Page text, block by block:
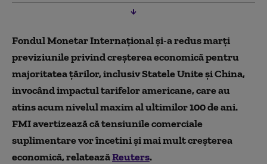
Fondul Monetar Internaţional şi-a redus marţi
previziunile privind creşterea economică pentru
majoritatea ţărilor, inclusiv Statele Unite și China,
invocând impactul tarifelor americane, care au
atins acum nivelul maxim al ultimilor 100 de ani.
FMI avertizează că tensiunile comerciale
suplimentare vor încetini şi mai mult creşterea
economică, relateazăReuters.